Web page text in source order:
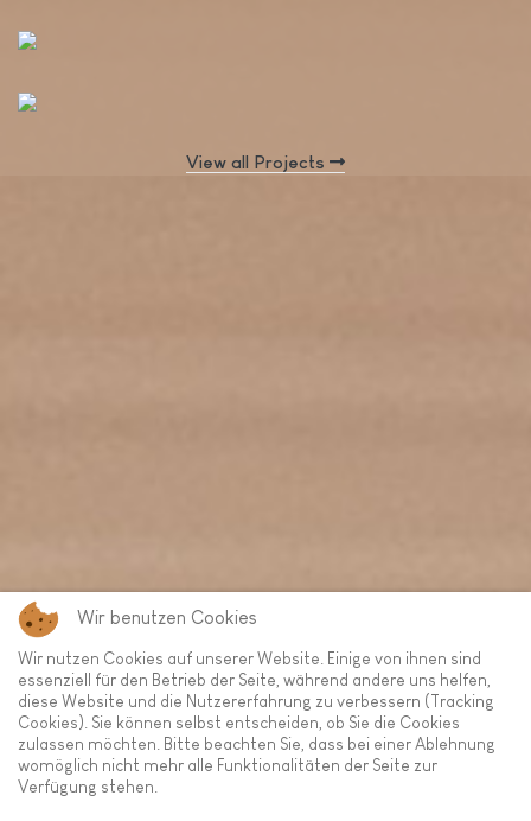
View all Projects
Wir benutzen Cookies
Wir nutzen Cookies auf unserer Website. Einige von ihnen sind
essenziell für den Betrieb der Seite, während andere uns helfen,
diese Website und die Nutzererfahrung zu verbessern (Tracking
Cookies). Sie können selbst entscheiden, ob Sie die Cookies
zulassen möchten. Bitte beachten Sie, dass bei einer Ablehnung
womöglich nicht mehr alle Funktionalitäten der Seite zur
Verfügung stehen.